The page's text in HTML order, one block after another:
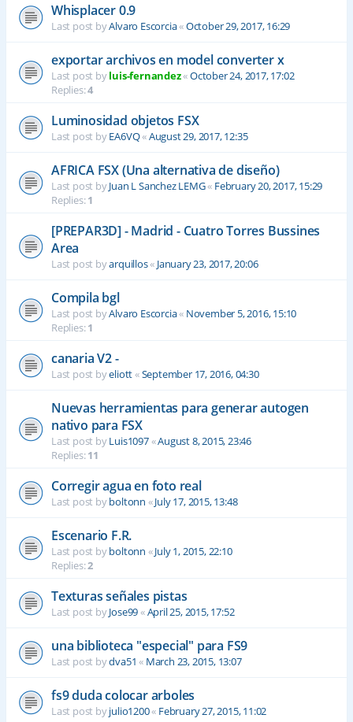
Whisplacer 0.9
Last post byAlvaro Escorcia«October 29, 2017, 16:29
exportar archivos en model converter x
Last post byluis-fernandez«October 24, 2017, 17:02
Replies:4
Luminosidad objetos FSX
Last post byEA6VQ«August 29, 2017, 12:35
AFRICA FSX (Una alternativa de diseño)
Last post byJuan L Sanchez LEMG« February 20, 2017, 15:29
Replies:1
[PREPAR3D] - Madrid - Cuatro Torres Bussines
Area
Last post byarquillos« January 23, 2017, 20:06
Compila bgl
Last post byAlvaro Escorcia« November 5, 2016, 15:10
Replies:1
canaria V2 -
Last post byeliott«September 17, 2016, 04:30
Nuevas herramientas para generar autogen
nativo para FSX
Last post byLuis1097«August 8, 2015, 23:46
Replies:11
Corregir agua en foto real
Last post byboltonn «July 17, 2015, 13:48
Escenario F.R.
Last post byboltonn «July 1, 2015, 22:10
Replies:2
Texturas señales pistas
Last post byJose99«April 25, 2015, 17:52
una biblioteca "especial" para FS9
Last post bydva51 « March 23, 2015, 13:07
fs9 duda colocar arboles
Last post byjulio1200« February 27, 2015, 11:02